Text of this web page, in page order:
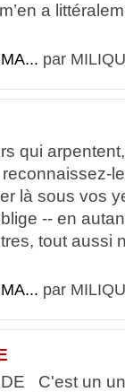
a
par
qui
là sous vos
-- en
tout aussi
par
C'est un